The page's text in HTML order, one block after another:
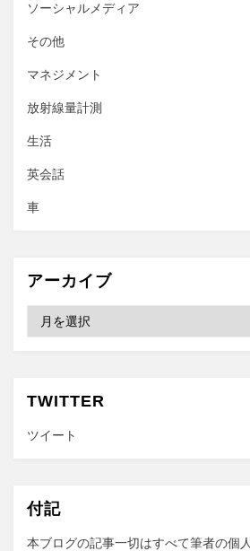
ソーシャルメディア
その他
マネジメント
放射線量計測
生活
英会話
車
アーカイブ
ブ
TWITTER
ツイート
付記
本ブログの記事一切はすべて筆者の個